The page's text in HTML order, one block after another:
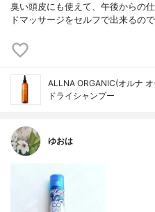
臭い頭皮にも使えて、午後からの
ドマッサージをセルフで出来るの
ALLNA ORGANIC(オルナ
ドライシャンプー
ゆおは